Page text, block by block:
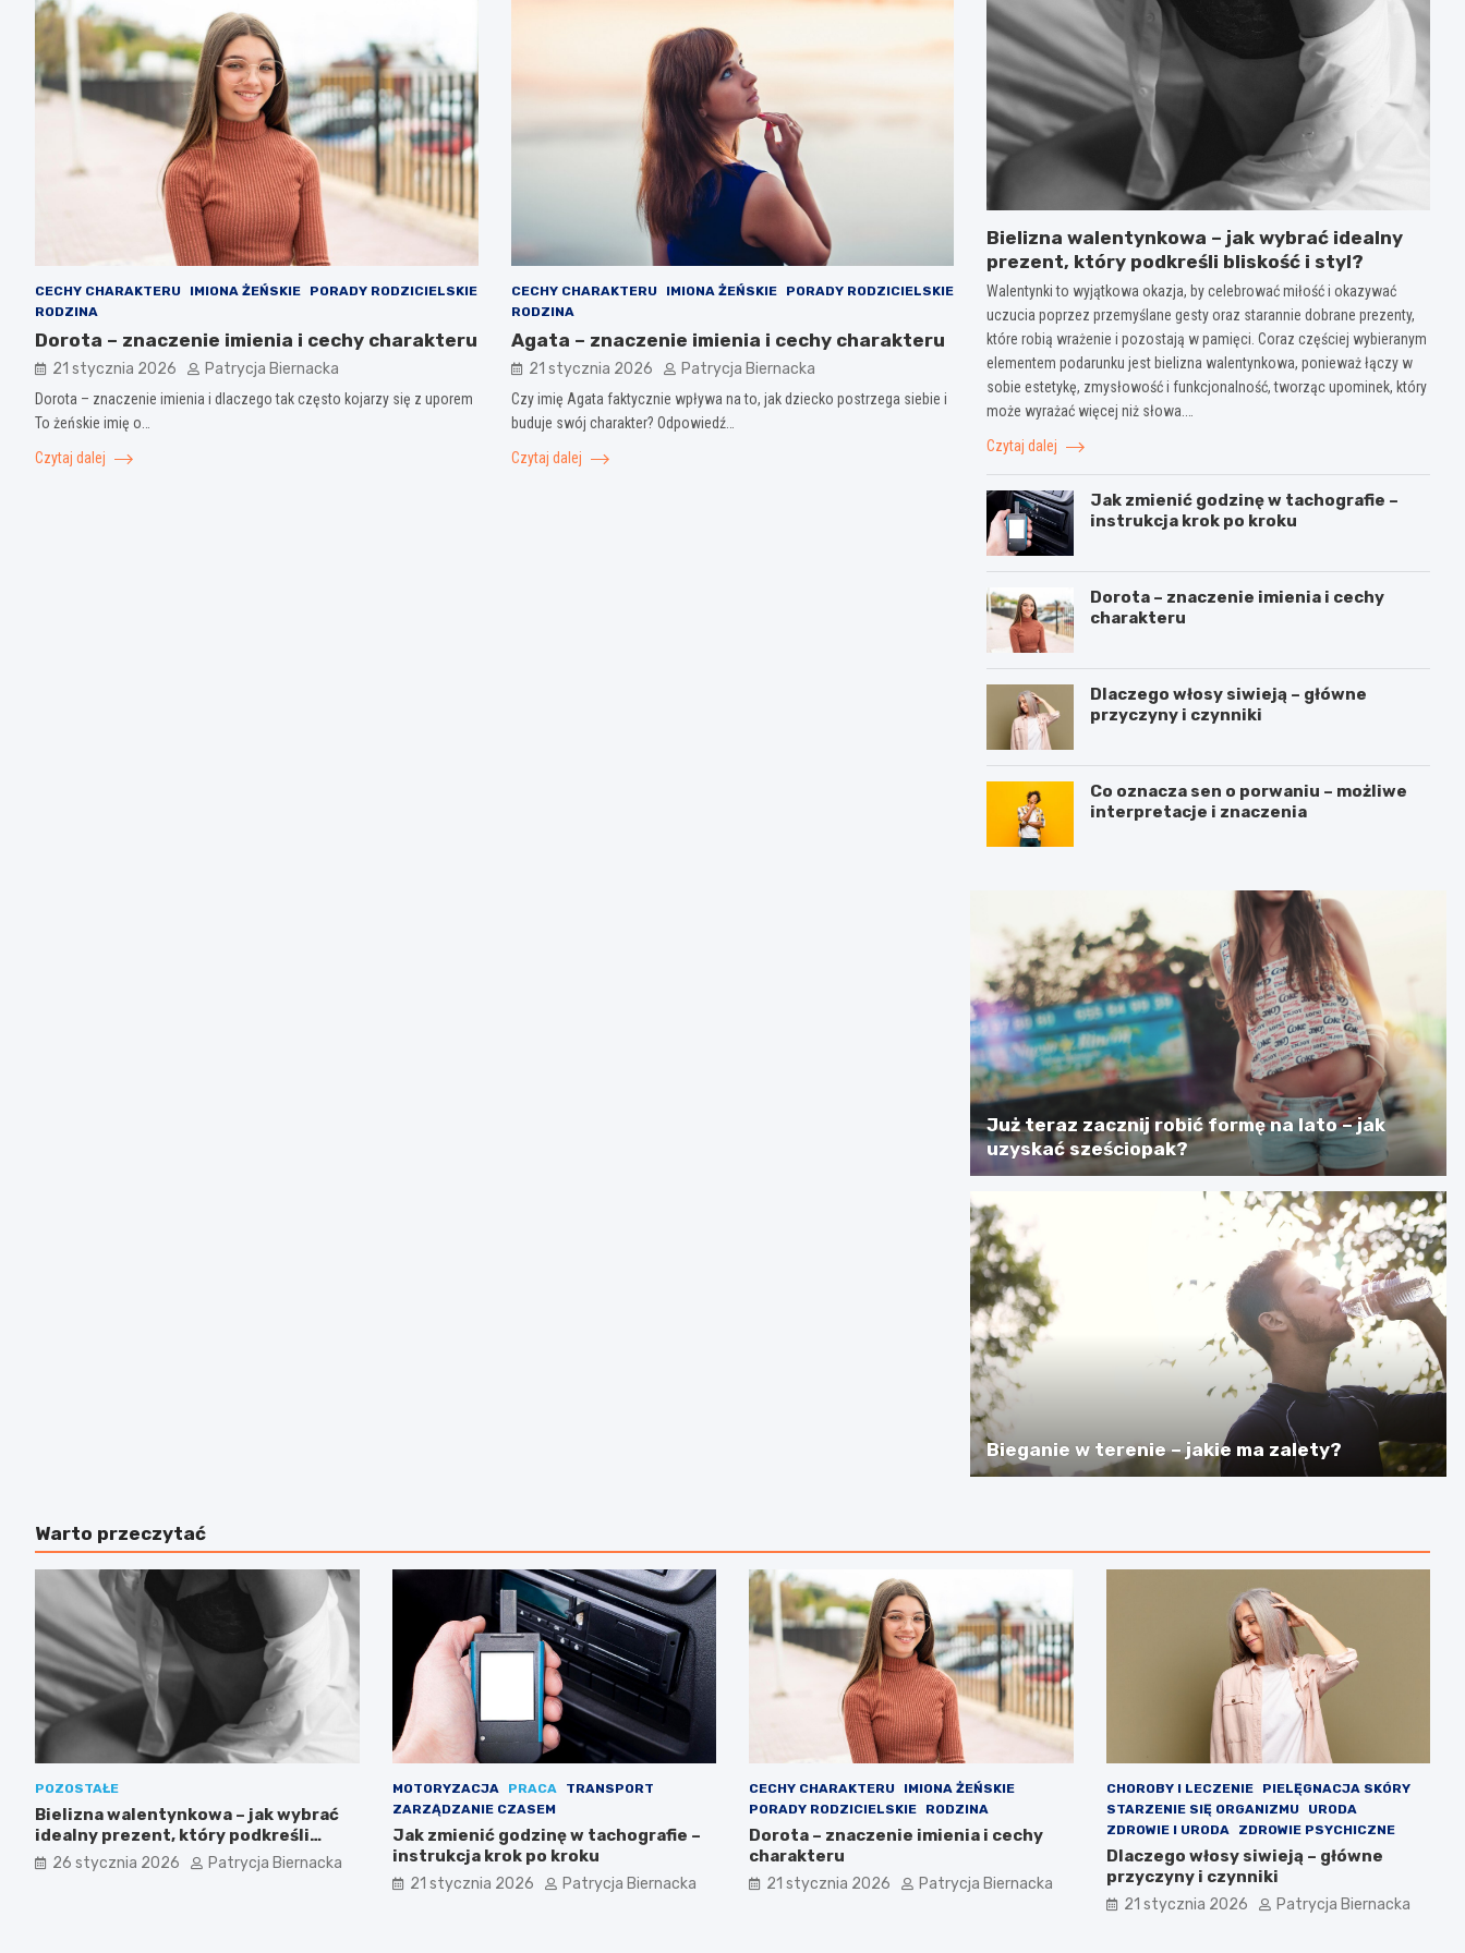
CECHY CHARAKTERU IMIONA ŻEŃSKIE
PORADY RODZICIELSKIE
RODZINA
Dorota – znaczenie imienia i cechy charakteru
21 stycznia 2026 Patrycja Biernacka
Dorota – znaczenie imienia i dlaczego tak często kojarzy się z uporem
To żeńskie imię o…
Czytaj dalej
CECHY CHARAKTERU IMIONA ŻEŃSKIE
PORADY RODZICIELSKIE
RODZINA
Agata – znaczenie imienia i cechy charakteru
21 stycznia 2026 Patrycja Biernacka
Czy imię Agata faktycznie wpływa na to, jak dziecko postrzega siebie i
buduje swój charakter? Odpowiedź…
Czytaj dalej
Bielizna walentynkowa – jak wybrać idealny
prezent, który podkreśli bliskość i styl?
Walentynki to wyjątkowa okazja, by celebrować miłość i okazywać
uczucia poprzez przemyślane gesty oraz starannie dobrane prezenty,
które robią wrażenie i pozostają w pamięci. Coraz częściej wybieranym
elementem podarunku jest bielizna walentynkowa, ponieważ łączy w
sobie estetykę, zmysłowość i funkcjonalność, tworząc upominek, który
może wyrażać więcej niż słowa.…
Czytaj dalej
Jak zmienić godzinę w tachografie –
instrukcja krok po kroku
Dorota – znaczenie imienia i cechy
charakteru
Dlaczego włosy siwieją – główne
przyczyny i czynniki
Co oznacza sen o porwaniu – możliwe
interpretacje i znaczenia
Już teraz zacznij robić formę na lato – jak
uzyskać sześciopak?
Bieganie w terenie – jakie ma zalety?
Warto przeczytać
POZOSTAŁE
Bielizna walentynkowa – jak wybrać
idealny prezent, który podkreśli
bliskość i styl?
26 stycznia 2026 Patrycja Biernacka
MOTORYZACJA PRACA
TRANSPORT
ZARZĄDZANIE CZASEM
Jak zmienić godzinę w tachografie –
instrukcja krok po kroku
21 stycznia 2026 Patrycja Biernacka
CECHY CHARAKTERU
IMIONA ŻEŃSKIE
PORADY RODZICIELSKIE
RODZINA
Dorota – znaczenie imienia i cechy
charakteru
21 stycznia 2026 Patrycja Biernacka
CHOROBY I LECZENIE
PIELĘGNACJA SKÓRY
STARZENIE SIĘ ORGANIZMU
URODA
ZDROWIE I URODA
ZDROWIE PSYCHICZNE
Dlaczego włosy siwieją – główne
przyczyny i czynniki
21 stycznia 2026 Patrycja Biernacka